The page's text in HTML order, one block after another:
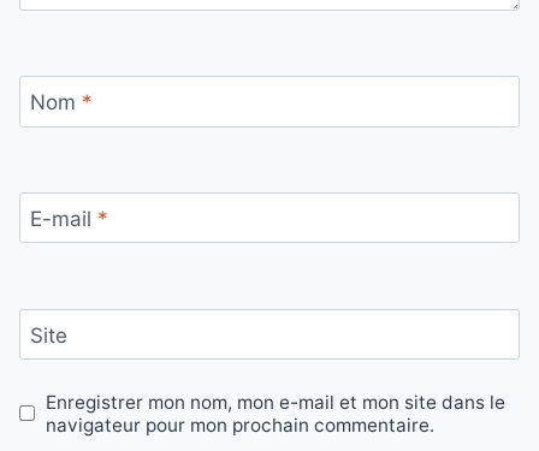
Nom *
E-mail *
Site
Enregistrer mon nom, mon e-mail et mon site dans le
navigateur pour mon prochain commentaire.